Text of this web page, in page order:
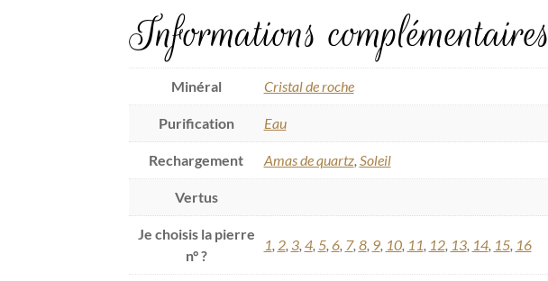
Informations complémentaires
Minéral Cristal de roche
Purification Eau
Rechargement Amas de quartz, Soleil
Vertus
Je choisis la pierre
n° ?
1, 2, 3, 4, 5, 6, 7, 8, 9, 10, 11, 12, 13, 14, 15, 16